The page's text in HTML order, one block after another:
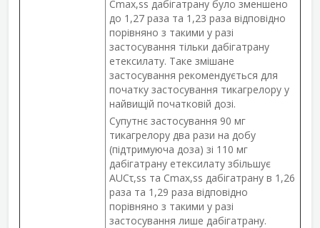
Cmax,ss дабігатрану було зменшено
до 1,27 раза та 1,23 раза відповідно
порівняно з такими у разі
застосування тільки дабігатрану
етексилату. Таке змішане
застосування рекомендується для
початку застосування тикагрелору у
найвищій початковій дозі.
Супутнє застосування 90 мг
тикагрелору два рази на добу
(підтримуюча доза) зі 110 мг
дабігатрану етексилату збільшує
AUCτ,ss та Cmax,ss дабігатрану в 1,26
раза та 1,29 раза відповідно
порівняно з такими у разі
застосування лише дабігатрану.